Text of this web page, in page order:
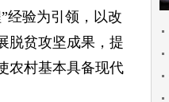
经验为引领，以改
脱贫攻坚成果，提
农村基本具备现代